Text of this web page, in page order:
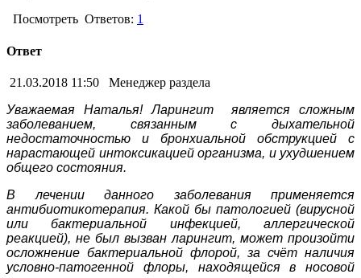
Посмотреть Ответов: 1
Ответ
21.03.2018 11:50
Менеджер раздела
Уважаемая Наталья! Ларингит является сложным
заболеванием, связанным с дыхательной
недостаточностью и бронхиальной обструкцией с
нарастающей интоксикацией организма, и ухудшением
общего состояния.
В лечении данного заболевания применяется
антибиотикотерапия. Какой бы патологией (вирусной
или бактериальной инфекцией, аллергической
реакцией), не был вызван ларингит, может произойти
осложнение бактериальной флорой, за счёт наличия
условно-патогенной флоры, находящейся в носовой